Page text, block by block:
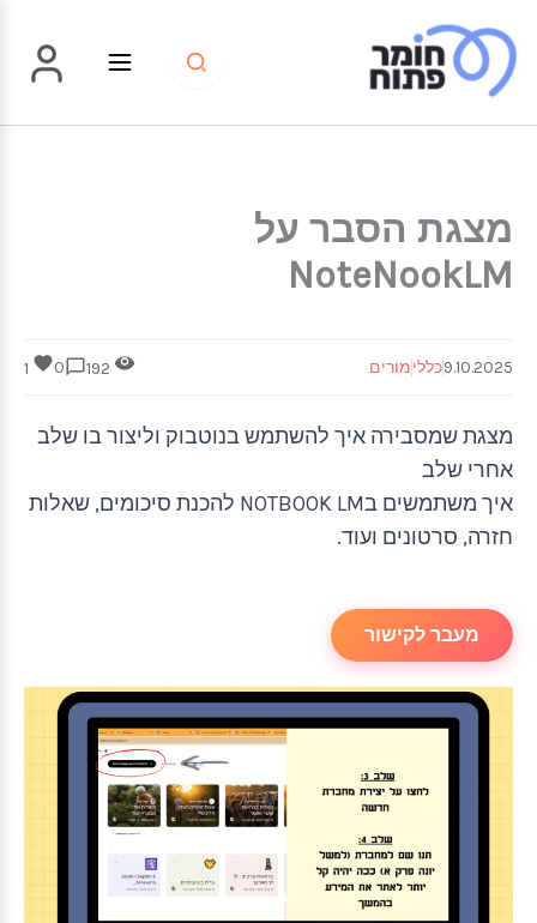
לתוכן
מצגת הסבר על
NoteNookLM
9.10.2025כללימורים 0
מצגת שמסבירה איך להשתמש בנוטבוק וליצור בו שלב
אחרי שלב
איך משתמשים בNOTBOOK LM להכנת סיכומים, שאלות
חזרה, סרטונים ועוד.
מעבר לקישור